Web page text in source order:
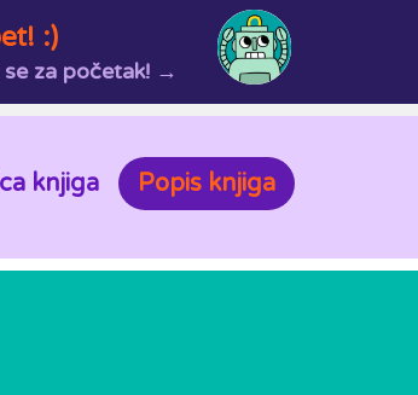
:)
se za početak! →
knjiga Popis knjiga